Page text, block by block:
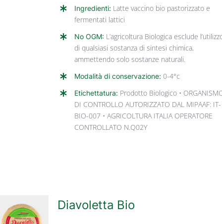
Ingredienti: Latte vaccino bio pastorizzato e
fermentati lattici
No OGM: L’agricoltura Biologica esclude
di qualsiasi sostanza di sintesi chimica,
ammettendo solo sostanze naturali.
Modalità di conservazione: 0-4°c
Etichettatura: Prodotto Biologico •
DI CONTROLLO AUTORIZZATO DAL MIPAAF: IT-
BIO-007 • AGRICOLTURA ITALIA OPERATORE
CONTROLLATO N.Q02Y
Diavoletta Bio